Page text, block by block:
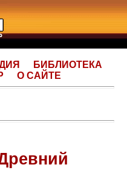
БИБЛИОТЕКА
О САЙТЕ